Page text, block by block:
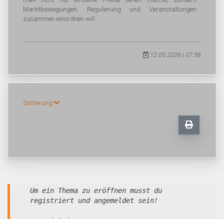
Marktbewegungen, Regulierung und Veranstaltungen
zusammen einordnen will.
12.05.2026 | 07:36
Sortierung
Um ein Thema zu eröffnen musst du
registriert und angemeldet sein!